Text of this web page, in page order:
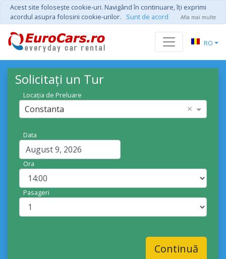
Acest site foloseşte cookie-uri. Navigând în continuare, îţi exprimi
acordul asupra folosirii cookie-urilor.
Sunt de acord Afla mai multe
RO
Solicitați un Tur
Locația de Preluare
Constanta ×
Data
Ora
Pasageri
Continuă